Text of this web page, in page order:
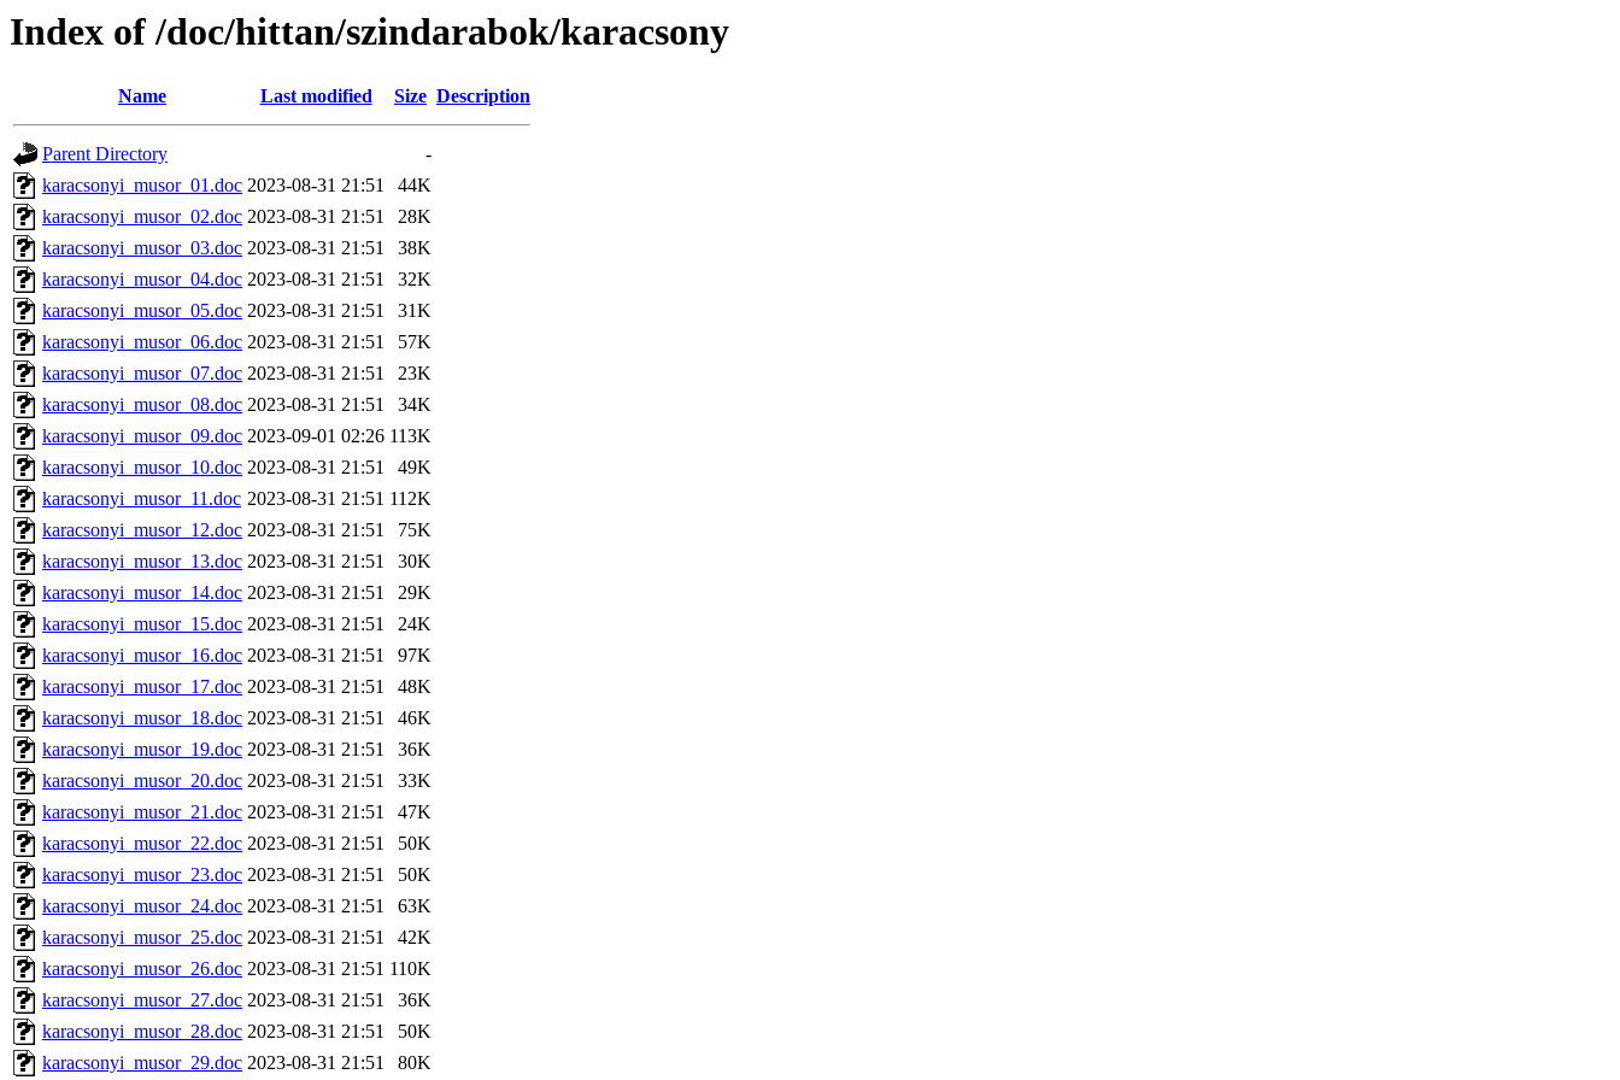
Index of /doc/hittan/szindarabok/karacsony
Name Last modified Size Description
Parent Directory
-
karacsonyi_musor_01.doc 2023-08-31 21:51
44K
karacsonyi_musor_02.doc 2023-08-31 21:51
28K
karacsonyi_musor_03.doc 2023-08-31 21:51
38K
karacsonyi_musor_04.doc 2023-08-31 21:51
32K
karacsonyi_musor_05.doc 2023-08-31 21:51
31K
karacsonyi_musor_06.doc 2023-08-31 21:51
57K
karacsonyi_musor_07.doc 2023-08-31 21:51
23K
karacsonyi_musor_08.doc 2023-08-31 21:51
34K
karacsonyi_musor_09.doc 2023-09-01 02:26 113K
karacsonyi_musor_10.doc 2023-08-31 21:51
49K
karacsonyi_musor_11.doc 2023-08-31 21:51 112K
karacsonyi_musor_12.doc 2023-08-31 21:51
75K
karacsonyi_musor_13.doc 2023-08-31 21:51
30K
karacsonyi_musor_14.doc 2023-08-31 21:51
29K
karacsonyi_musor_15.doc 2023-08-31 21:51
24K
karacsonyi_musor_16.doc 2023-08-31 21:51
97K
karacsonyi_musor_17.doc 2023-08-31 21:51
48K
karacsonyi_musor_18.doc 2023-08-31 21:51
46K
karacsonyi_musor_19.doc 2023-08-31 21:51
36K
karacsonyi_musor_20.doc 2023-08-31 21:51
33K
karacsonyi_musor_21.doc 2023-08-31 21:51
47K
karacsonyi_musor_22.doc 2023-08-31 21:51
50K
karacsonyi_musor_23.doc 2023-08-31 21:51
50K
karacsonyi_musor_24.doc 2023-08-31 21:51
63K
karacsonyi_musor_25.doc 2023-08-31 21:51
42K
karacsonyi_musor_26.doc 2023-08-31 21:51 110K
karacsonyi_musor_27.doc 2023-08-31 21:51
36K
karacsonyi_musor_28.doc 2023-08-31 21:51
50K
karacsonyi_musor_29.doc 2023-08-31 21:51 80K